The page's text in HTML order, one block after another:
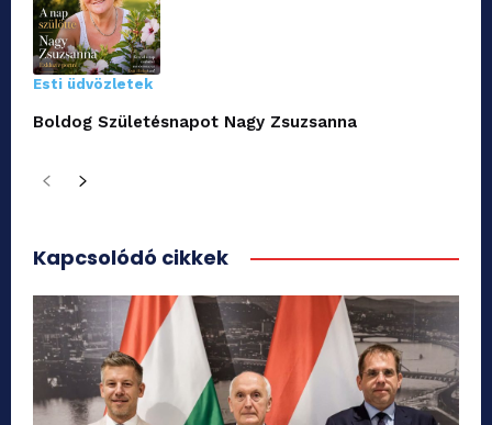
Esti üdvözletek
Boldog Születésnapot Nagy Zsuzsanna
Kapcsolódó cikkek